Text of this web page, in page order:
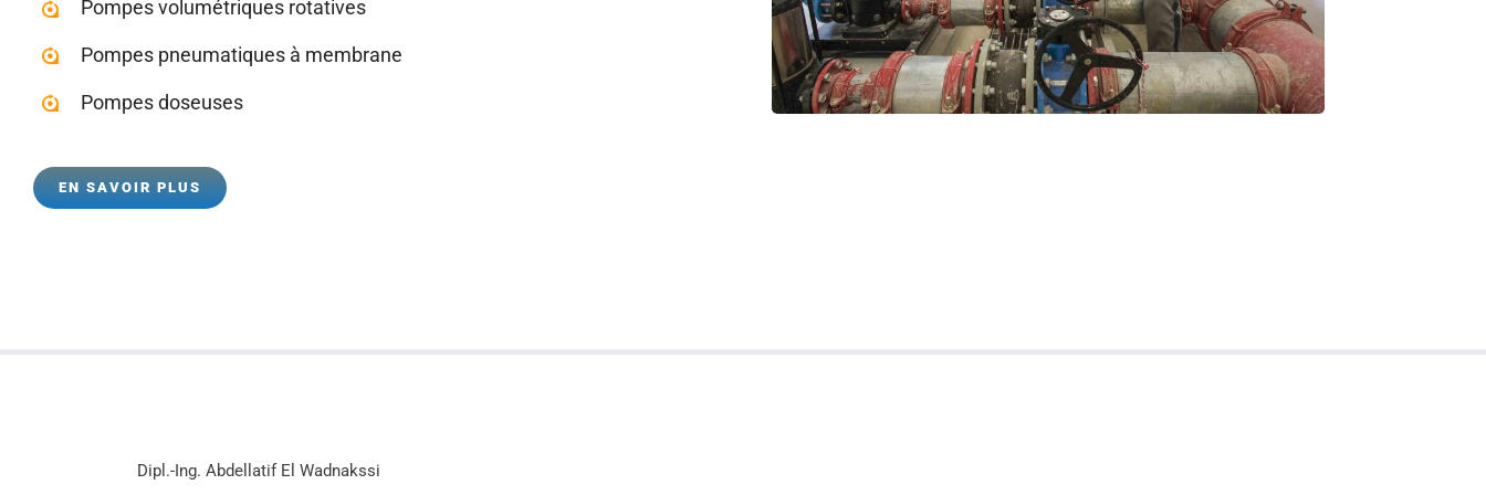
Pompes volumétriques rotatives
Pompes pneumatiques à membrane
Pompes doseuses
EN SAVOIR PLUS
Dipl.-Ing. Abdellatif El Wadnakssi